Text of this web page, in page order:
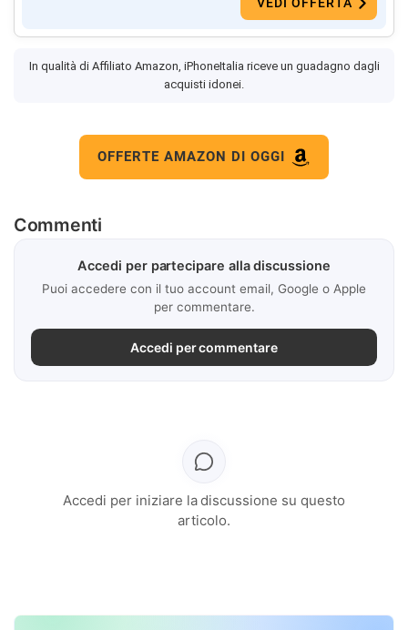
In qualità di Affiliato Amazon, iPhoneItalia riceve un guadagno dagli
acquisti idonei.
OFFERTE AMAZON DI OGGI
Commenti
Accedi per partecipare alla discussione
Puoi accedere con il tuo account email, Google o Apple
per commentare.
Accedi per commentare
Accedi per iniziare la discussione su questo
articolo.